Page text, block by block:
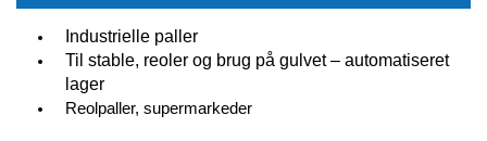
Industrielle paller
Til stable, reoler og brug på gulvet – automatiseret
lager
Reolpaller, supermarkeder